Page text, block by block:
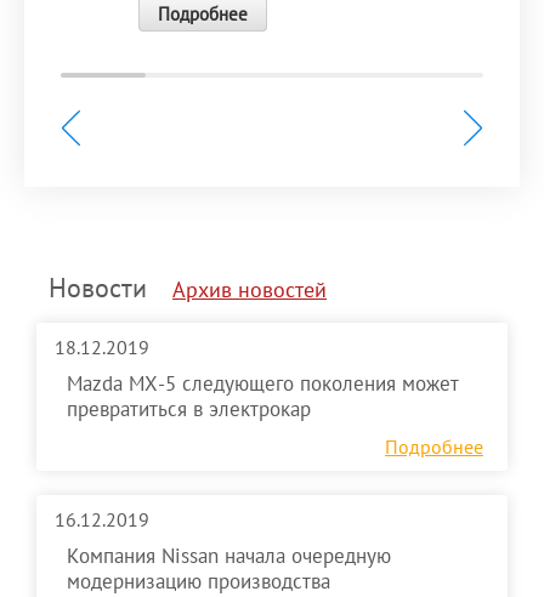
Подробнее
Новости Архив новостей
18.12.2019
Mazda MX-5 следующего поколения может
превратиться в электрокар
Подробнее
16.12.2019
Компания Nissan начала очередную
модернизацию производства